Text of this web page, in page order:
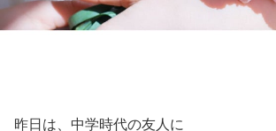
昨日は、中学時代の友人に